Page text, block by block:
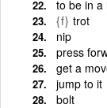
to be in a
{f} trot
nip
press
get a
jump to it
bolt